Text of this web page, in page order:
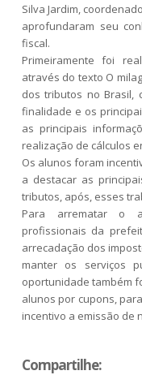
Silva Jardim,
aprofundaram seu
fiscal.
Primeiramente foi
através do texto O
dos tributos no Brasil,
finalidade e os
as principais
realização de cálculos
Os alunos foram
a destacar as
tributos, após, esses
Para arrematar o
profissionais da
arrecadação dos
manter os serviços
oportunidade também
alunos por cupons,
incentivo a emissão de
Compartilhe: